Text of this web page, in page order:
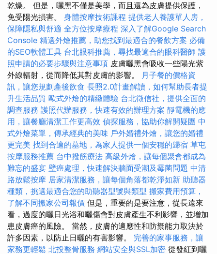
乾燥。 但是，曬黑不僅是美學，而且還為皮膚提供保護，
免受陽光損害。 身體按摩技術課程 提供老人養護單人房，
保障隱私與舒適 全方位按摩療程 深入了解Google Search
Console 精選外燴推薦，助您找到最適合的餐飲方案 必備
的SEO軟體工具 台北眼科推薦，尋找最適合的眼科醫師 護
照申請的必要步驟與注意事項 皮膚曬黑會吸收一些陽光紫
外線輻射，從而降低其對皮膚的影響。 月子餐的價格資
訊，讓您規劃產後飲食 長照2.0計畫解讀，如何幫助長者提
升生活品質 歐式外燴的精緻體驗 台北徵信社，提供全面的
調查服務 護照代辦服務，快速有效的辦理方案 靜電機的應
用，讓餐廳清潔工作更高效 偵探服務，協助你解開疑團 中
式外燴菜單，傳承經典的美味 戶外婚禮外燴，讓您的婚禮
更完美 找到合適的墓地，為家人提供一個安穩的歸宿 草屯
按摩服務推薦 台中撥筋療法 高級外燴，讓每個聚會都成為
難忘的盛宴 壁癌處理，快速解決牆面受潮及霉菌問題 中清
路放鬆按摩 居家清潔服務，讓每個角落都乾淨如新 助聽器
種類，挑選最適合您的助聽器型號與類型 搬家費用預算，
了解不同搬家公司報價 但是，重要的是要注意，從長遠來
看，過度的曬日光浴和曬傷會對皮膚產生不利影響，並增加
患皮膚癌的風險。 當然，皮膚的適應性和防禦能力取決於
許多因素，以防止日曬的有害影響。 完善的家事服務，讓
家務更輕鬆 北投整骨服務 網站安全與SSL加密 從發紅到曬